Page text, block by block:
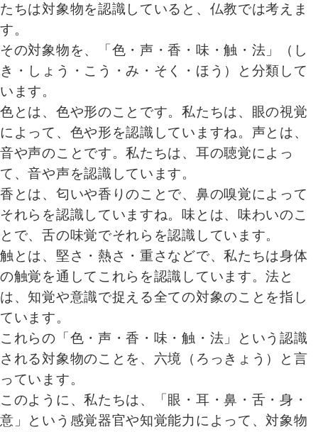
たちは対象物を認識していると、仏教では考えま
す。
その対象物を、「色・声・香・味・触・法」（し
き・しょう・こう・み・そく・ほう）と分類して
います。
色とは、色や形のことです。私たちは、眼の視覚
によって、色や形を認識していますね。声とは、
音や声のことです。私たちは、耳の聴覚によっ
て、音や声を認識しています。
香とは、匂いや香りのことで、鼻の嗅覚によって
それらを認識していますね。味とは、味わいのこ
とで、舌の味覚でそれらを認識しています。
触とは、堅さ・熱さ・重さなどで、私たちは身体
の触覚を通してこれらを認識しています。法と
は、知覚や意識で捉える全ての対象のことを指し
ています。
これらの「色・声・香・味・触・法」という認識
される対象物のことを、六境（ろっきょう）と言
っています。
このように、私たちは、「眼・耳・鼻・舌・身・
意」という感覚器官や知覚能力によって、対象物